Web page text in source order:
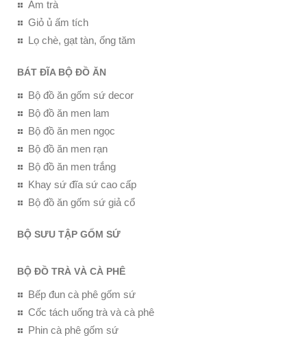
Ấm trà
Giỏ ủ ấm tích
Lọ chè, gạt tàn, ống tăm
BÁT ĐĨA BỘ ĐỒ ĂN
Bộ đồ ăn gốm sứ decor
Bộ đồ ăn men lam
Bộ đồ ăn men ngọc
Bộ đồ ăn men rạn
Bộ đồ ăn men trắng
Khay sứ đĩa sứ cao cấp
Bộ đồ ăn gốm sứ giả cổ
BỘ SƯU TẬP GỐM SỨ
BỘ ĐỒ TRÀ VÀ CÀ PHÊ
Bếp đun cà phê gốm sứ
Cốc tách uống trà và cà phê
Phin cà phê gốm sứ